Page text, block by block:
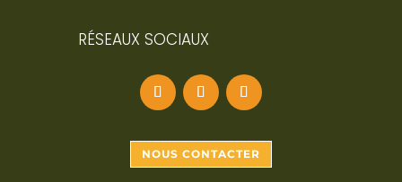
RÉSEAUX SOCIAUX
NOUS CONTACTER